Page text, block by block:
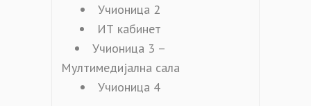
Учионица 2
ИТ кабинет
Учионица 3 –
Мултимедијална сала
Учионица 4